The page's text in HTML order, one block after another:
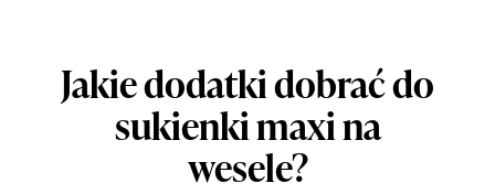
Jakie dodatki dobrać do
sukienki maxi na
wesele?